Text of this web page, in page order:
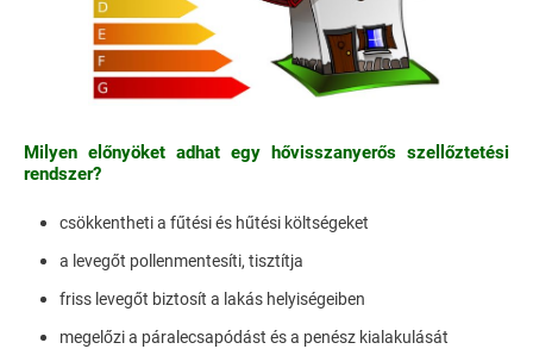
Milyen előnyöket adhat egy hővisszanyerős szellőztetési
rendszer?
csökkentheti a fűtési és hűtési költségeket
a levegőt pollenmentesíti, tisztítja
friss levegőt biztosít a lakás helyiségeiben
megelőzi a páralecsapódást és a penész kialakulását